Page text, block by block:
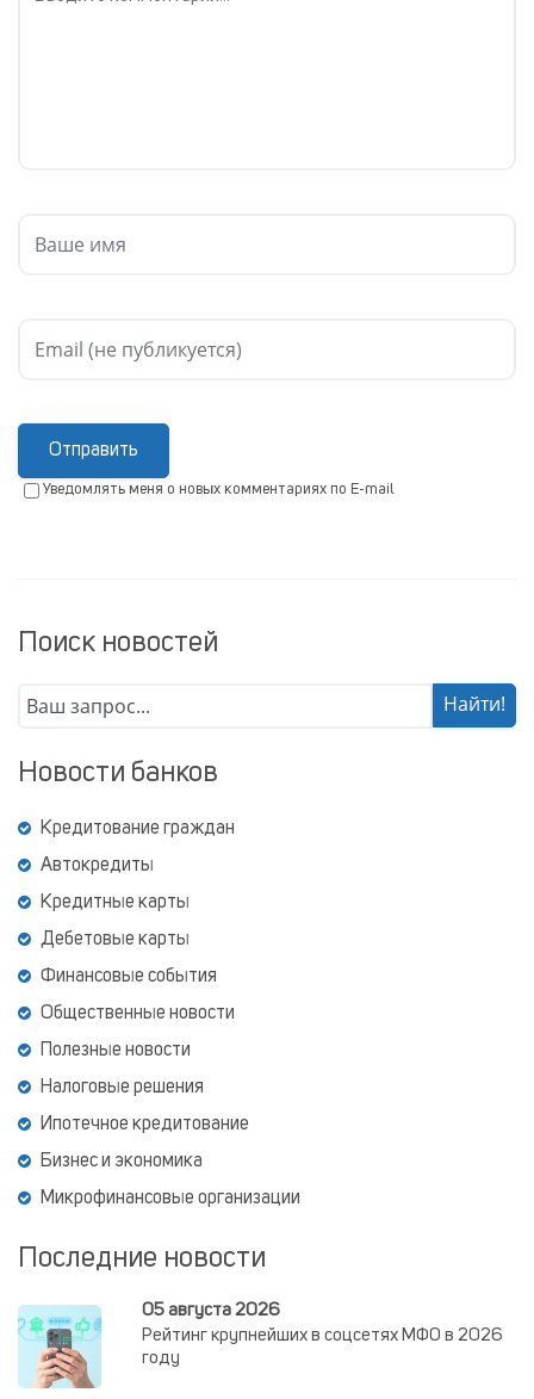
Отправить
Уведомлять меня о новых комментариях по E-mail
Поиск новостей
Новости банков
Кредитование граждан
Автокредиты
Кредитные карты
Дебетовые карты
Финансовые события
Общественные новости
Полезные новости
Налоговые решения
Ипотечное кредитование
Бизнес и экономика
Микрофинансовые организации
Последние новости
05 августа 2026
Рейтинг крупнейших в соцсетях МФО в 2026
году